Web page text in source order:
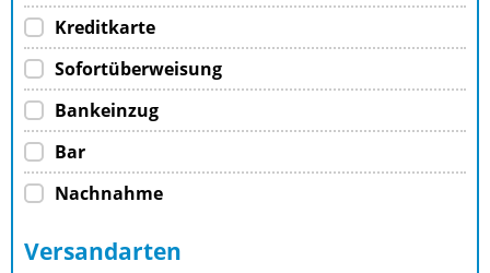
Kreditkarte
Sofortüberweisung
Bankeinzug
Bar
Nachnahme
Versandarten